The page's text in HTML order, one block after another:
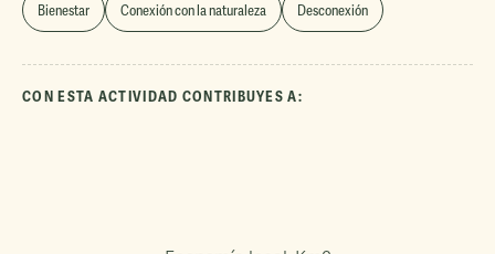
Bienestar Conexión con la naturaleza Desconexión
CON ESTA ACTIVIDAD CONTRIBUYES A: